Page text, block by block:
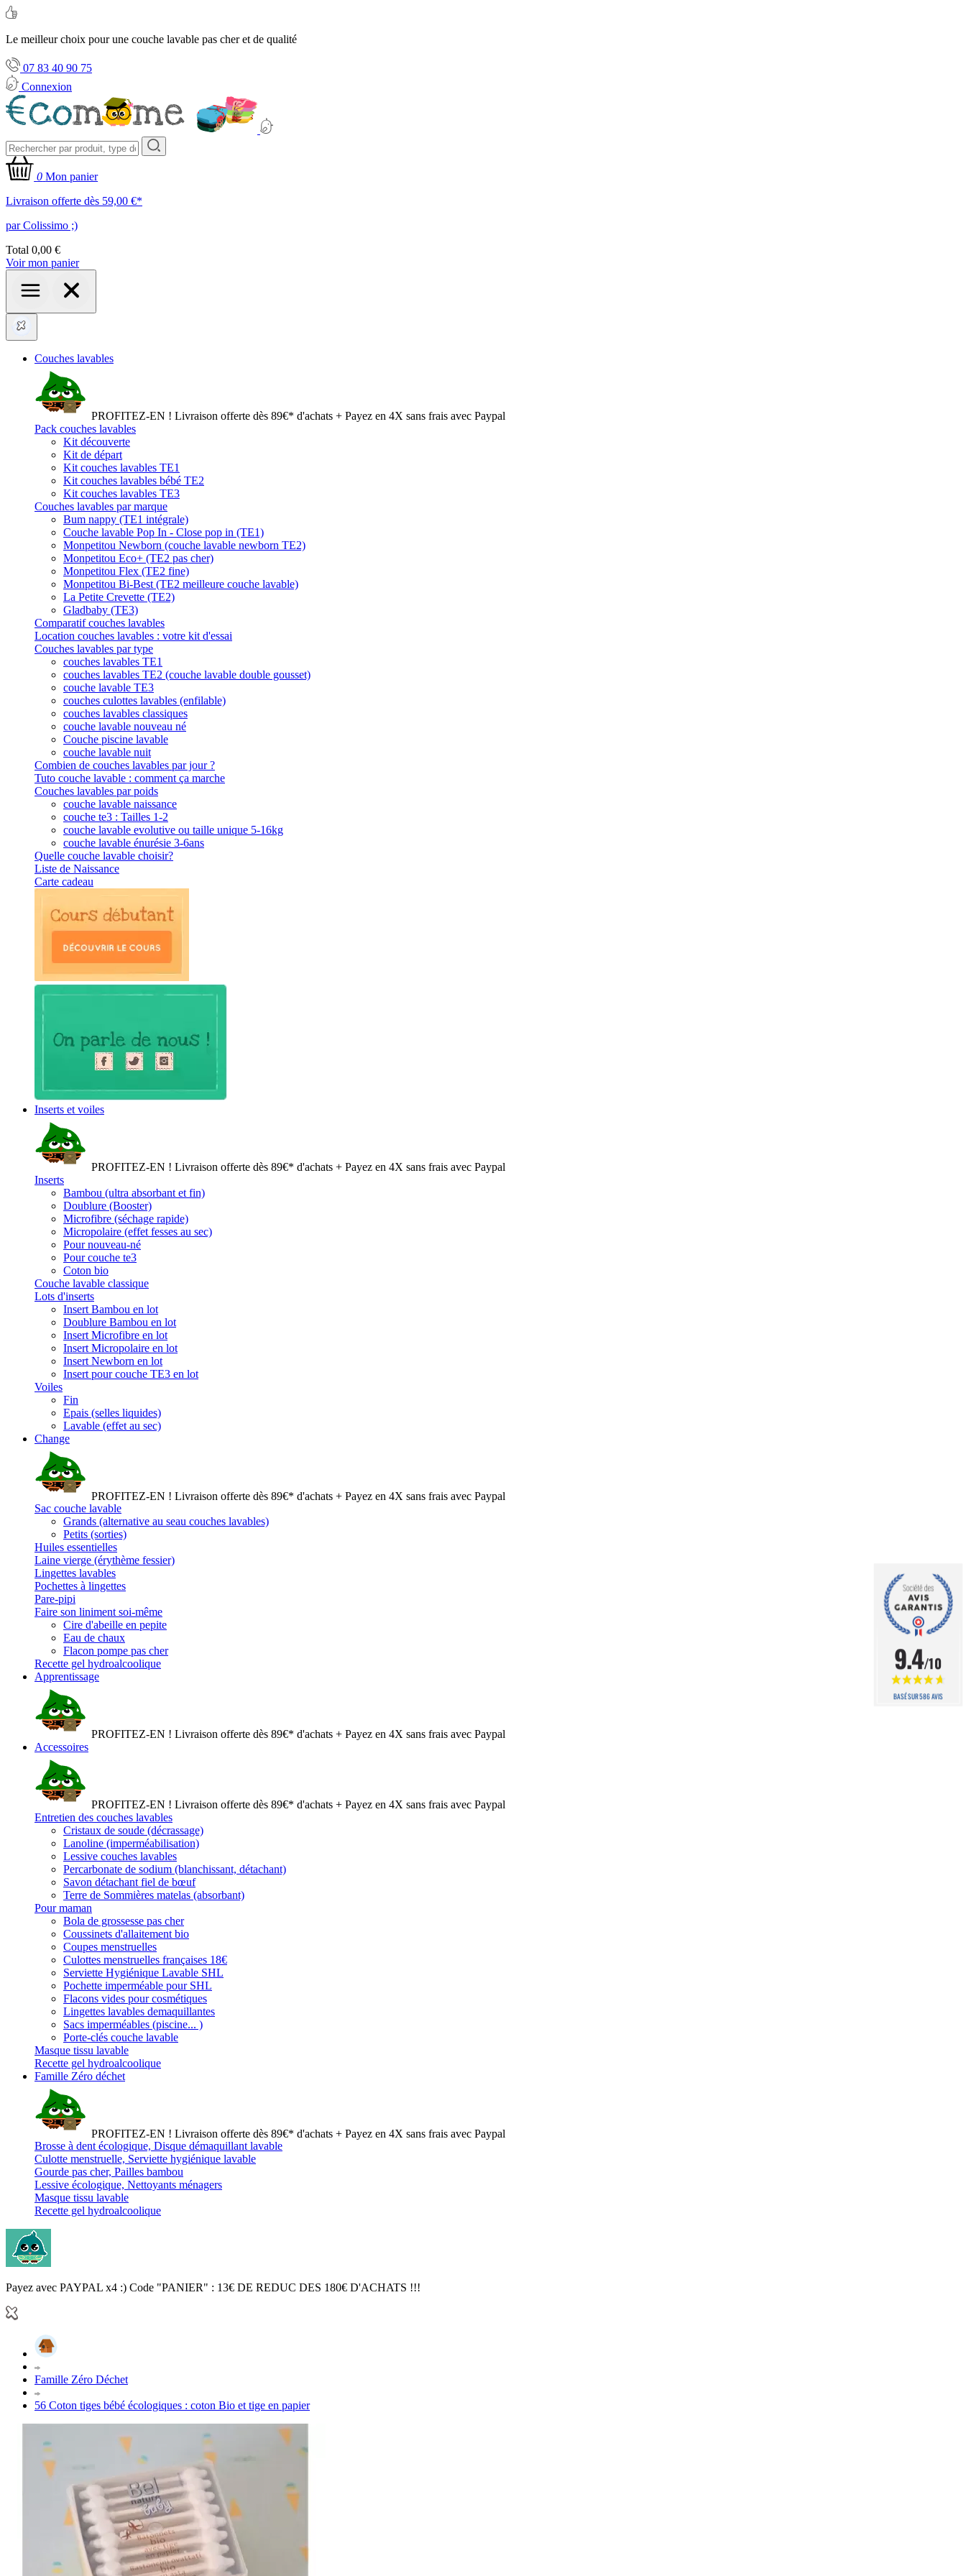
Le meilleur choix pour une couche lavable pas cher et de qualité
07 83 40 90 75
Connexion
0 Mon panier
Livraison offerte dès 59,00 €*
par Colissimo ;)
Total 0,00 €
Voir mon panier
Couches lavables
PROFITEZ-EN ! Livraison offerte dès 89€* d'achats + Payez en 4X sans frais avec Paypal
Pack couches lavables
Kit découverte
Kit de départ
Kit couches lavables TE1
Kit couches lavables bébé TE2
Kit couches lavables TE3
Couches lavables par marque
Bum nappy (TE1 intégrale)
Couche lavable Pop In - Close pop in (TE1)
Monpetitou Newborn (couche lavable newborn TE2)
Monpetitou Eco+ (TE2 pas cher)
Monpetitou Flex (TE2 fine)
Monpetitou Bi-Best (TE2 meilleure couche lavable)
La Petite Crevette (TE2)
Gladbaby (TE3)
Comparatif couches lavables
Location couches lavables : votre kit d'essai
Couches lavables par type
couches lavables TE1
couches lavables TE2 (couche lavable double gousset)
couche lavable TE3
couches culottes lavables (enfilable)
couches lavables classiques
couche lavable nouveau né
Couche piscine lavable
couche lavable nuit
Combien de couches lavables par jour ?
Tuto couche lavable : comment ça marche
Couches lavables par poids
couche lavable naissance
couche te3 : Tailles 1-2
couche lavable evolutive ou taille unique 5-16kg
couche lavable énurésie 3-6ans
Quelle couche lavable choisir?
Liste de Naissance
Carte cadeau
Inserts et voiles
PROFITEZ-EN ! Livraison offerte dès 89€* d'achats + Payez en 4X sans frais avec Paypal
Inserts
Bambou (ultra absorbant et fin)
Doublure (Booster)
Microfibre (séchage rapide)
Micropolaire (effet fesses au sec)
Pour nouveau-né
Pour couche te3
Coton bio
Couche lavable classique
Lots d'inserts
Insert Bambou en lot
Doublure Bambou en lot
Insert Microfibre en lot
Insert Micropolaire en lot
Insert Newborn en lot
Insert pour couche TE3 en lot
Voiles
Fin
Epais (selles liquides)
Lavable (effet au sec)
Change
PROFITEZ-EN ! Livraison offerte dès 89€* d'achats + Payez en 4X sans frais avec Paypal
Sac couche lavable
Grands (alternative au seau couches lavables)
Petits (sorties)
Huiles essentielles
Laine vierge (érythème fessier)
Lingettes lavables
Pochettes à lingettes
Pare-pipi
Faire son liniment soi-même
Cire d'abeille en pepite
Eau de chaux
Flacon pompe pas cher
Recette gel hydroalcoolique
Apprentissage
PROFITEZ-EN ! Livraison offerte dès 89€* d'achats + Payez en 4X sans frais avec Paypal
Accessoires
PROFITEZ-EN ! Livraison offerte dès 89€* d'achats + Payez en 4X sans frais avec Paypal
Entretien des couches lavables
Cristaux de soude (décrassage)
Lanoline (imperméabilisation)
Lessive couches lavables
Percarbonate de sodium (blanchissant, détachant)
Savon détachant fiel de bœuf
Terre de Sommières matelas (absorbant)
Pour maman
Bola de grossesse pas cher
Coussinets d'allaitement bio
Coupes menstruelles
Culottes menstruelles françaises 18€
Serviette Hygiénique Lavable SHL
Pochette imperméable pour SHL
Flacons vides pour cosmétiques
Lingettes lavables demaquillantes
Sacs imperméables (piscine... )
Porte-clés couche lavable
Masque tissu lavable
Recette gel hydroalcoolique
Famille Zéro déchet
PROFITEZ-EN ! Livraison offerte dès 89€* d'achats + Payez en 4X sans frais avec Paypal
Brosse à dent écologique, Disque démaquillant lavable
Culotte menstruelle, Serviette hygiénique lavable
Gourde pas cher, Pailles bambou
Lessive écologique, Nettoyants ménagers
Masque tissu lavable
Recette gel hydroalcoolique
Payez avec PAYPAL x4 :) Code "PANIER" : 13€ DE REDUC DES 180€ D'ACHATS !!!
Famille Zéro Déchet
56 Coton tiges bébé écologiques : coton Bio et tige en papier
9.4/10
BASÉ SUR 586 AVIS